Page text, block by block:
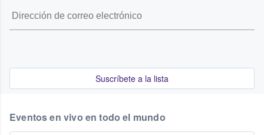
Suscríbete a la lista
Eventos en vivo en todo el mundo